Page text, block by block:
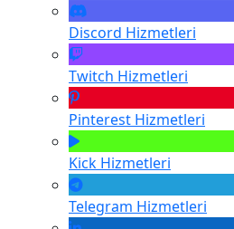
Discord Hizmetleri
Twitch Hizmetleri
Pinterest Hizmetleri
Kick Hizmetleri
Telegram Hizmetleri